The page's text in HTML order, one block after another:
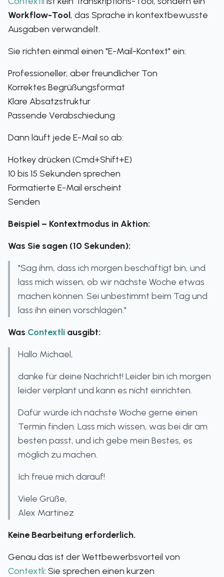
Workflow-Tool, das Sprache in kontextbewusste
Ausgaben verwandelt.
Sie richten einmal einen "E-Mail-Kontext" ein:
Professioneller, aber freundlicher Ton
Korrektes Begrüßungsformat
Klare Absatzstruktur
Passende Verabschiedung
Dann läuft jede E-Mail so ab:
Hotkey drücken (Cmd+Shift+E)
10 bis 15 Sekunden sprechen
Formatierte E-Mail erscheint
Senden
Beispiel – Kontextmodus in Aktion:
Was Sie sagen (10 Sekunden):
"Sag ihm, dass ich morgen beschäftigt bin, und
lass mich wissen, ob wir nächste Woche etwas
machen können. Sei unbestimmt beim Tag und
lass ihn einen vorschlagen."
Was Contextli ausgibt:
Hallo Michael,
danke für deine Nachricht! Leider bin ich morgen
leider verplant und kann es nicht einrichten.
Dafür würde ich nächste Woche gerne einen
Termin finden. Lass mich wissen, was bei dir am
besten passt, und ich gebe mein Bestes, es
möglich zu machen.
Ich freue mich darauf!
Viele Grüße,
Alex Martinez
Keine Bearbeitung erforderlich.
Genau das ist der Wettbewerbsvorteil von
Contextli: Sie sprechen einen kurzen